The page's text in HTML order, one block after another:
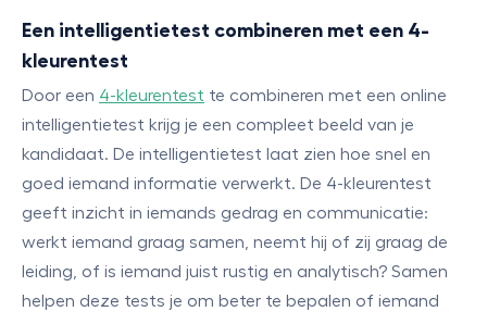
Een intelligentietest combineren met een 4-
kleurentest
Door een 4-kleurentest te combineren met een online
intelligentietest krijg je een compleet beeld van je
kandidaat. De intelligentietest laat zien hoe snel en
goed iemand informatie verwerkt. De 4-kleurentest
geeft inzicht in iemands gedrag en communicatie:
werkt iemand graag samen, neemt hij of zij graag de
leiding, of is iemand juist rustig en analytisch? Samen
helpen deze tests je om beter te bepalen of iemand